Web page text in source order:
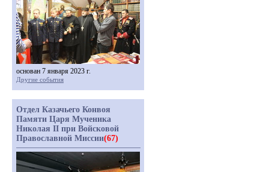
основан 7 января 2023 г.
Другие события
Отдел Казачьего Конвоя
Памяти Царя Мученика
Николая II при Войсковой
Православной Миссии(67)